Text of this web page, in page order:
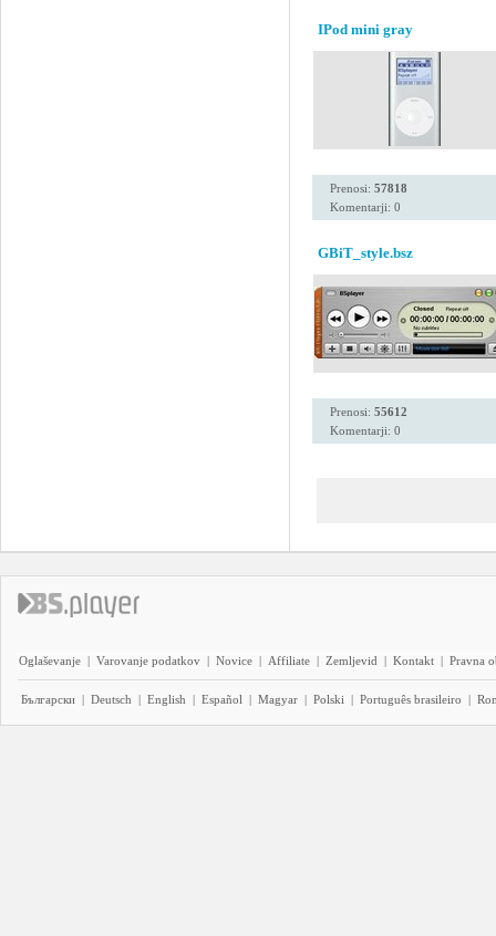
IPod mini gray
Prenosi: 57818
Komentarji: 0
GBiT_style.bsz
Prenosi: 55612
Komentarji: 0
Oglaševanje | Varovanje podatkov | Novice | Affiliate | Zemljevid | Kontakt | Pravna
Български | Deutsch | English | Español | Magyar | Polski | Português brasileiro |